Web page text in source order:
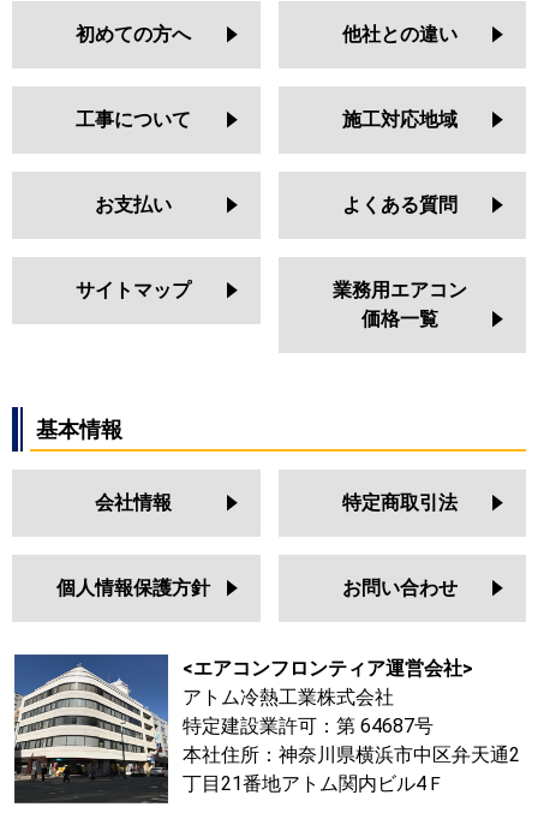
初めての方へ 他社との違い
工事について 施工対応地域
お支払い よくある質問
サイトマップ
業務用エアコン
価格一覧
基本情報
会社情報 特定商取引法
個人情報保護方針 お問い合わせ
<エアコンフロンティア運営会社>
アトム冷熱工業株式会社
特定建設業許可：第 64687号
本社住所：神奈川県横浜市中区弁天通2
丁目21番地アトム関内ビル4Ｆ